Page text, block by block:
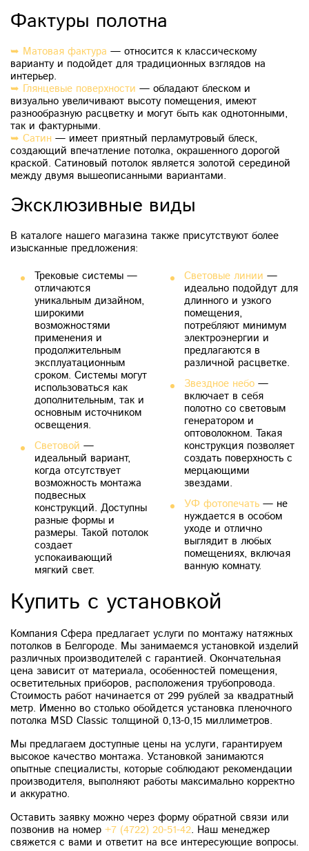
Фактуры полотна
➥ Матовая фактура — относится к классическому
варианту и подойдет для традиционных взглядов на
интерьер.
➥ Глянцевые поверхности — обладают блеском и
визуально увеличивают высоту помещения, имеют
разнообразную расцветку и могут быть как однотонными,
так и фактурными.
➥ Сатин — имеет приятный перламутровый блеск,
создающий впечатление потолка, окрашенного дорогой
краской. Сатиновый потолок является золотой серединой
между двумя вышеописанными вариантами.
Эксклюзивные виды
В каталоге нашего магазина также присутствуют более
изысканные предложения:
Трековые системы —
отличаются
уникальным дизайном,
широкими
возможностями
применения и
продолжительным
эксплуатационным
сроком. Системы могут
использоваться как
дополнительным, так и
основным источником
освещения.
Световой —
идеальный вариант,
когда отсутствует
возможность монтажа
подвесных
конструкций. Доступны
разные формы и
размеры. Такой потолок
создает
успокаивающий
мягкий свет.
Световые линии —
идеально подойдут для
длинного и узкого
помещения,
потребляют минимум
электроэнергии и
предлагаются в
различной расцветке.
Звездное небо—
включает в себя
полотно со световым
генератором и
оптоволокном. Такая
конструкция позволяет
создать поверхность с
мерцающими
звездами.
УФ фотопечать— не
нуждается в особом
уходе и отлично
выглядит в любых
помещениях, включая
ванную комнату.
Купить с установкой
Компания Сфера предлагает услуги по монтажу натяжных
потолков в Белгороде. Мы занимаемся установкой изделий
различных производителей с гарантией. Окончательная
цена зависит от материала, особенностей помещения,
осветительных приборов, расположения трубопровода.
Стоимость работ начинается от 299 рублей за квадратный
метр. Именно во столько обойдется установка пленочного
потолка MSD Classic толщиной 0,13-0,15 миллиметров.
Мы предлагаем доступные цены на услуги, гарантируем
высокое качество монтажа. Установкой занимаются
опытные специалисты, которые соблюдают рекомендации
производителя, выполняют работы максимально корректно
и аккуратно.
Оставить заявку можно через форму обратной связи или
позвонив на номер +7 (4722) 20-51-42. Наш менеджер
свяжется с вами и ответит на все интересующие вопросы.